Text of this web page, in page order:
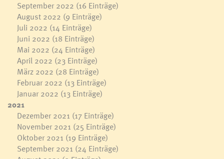
September 2022 (16 Einträge)
August 2022 (9 Einträge)
Juli 2022 (14 Einträge)
Juni 2022 (18 Einträge)
Mai 2022 (24 Einträge)
April 2022 (23 Einträge)
März 2022 (28 Einträge)
Februar 2022 (13 Einträge)
Januar 2022 (13 Einträge)
2021
Dezember 2021 (17 Einträge)
November 2021 (25 Einträge)
Oktober 2021 (19 Einträge)
September 2021 (24 Einträge)